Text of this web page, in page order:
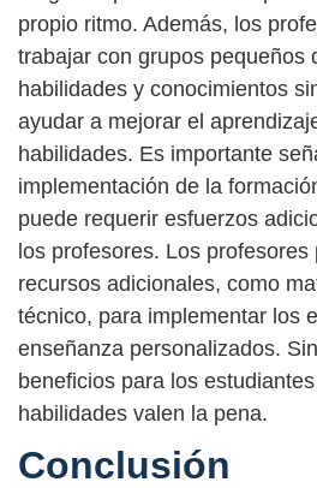
propio ritmo. Además, los
trabajar con grupos pequeños
habilidades y conocimientos
ayudar a mejorar el
habilidades. Es importante
implementación de la
puede requerir esfuerzos
los profesores. Los profesores
recursos adicionales, como
técnico, para implementar los
enseñanza personalizados.
beneficios para los
habilidades valen la pena.
Conclusión